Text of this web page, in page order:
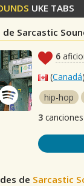
UKE TABS
Sarcastic
6
(Canadá)
hip-hop
3
de Sarcastic